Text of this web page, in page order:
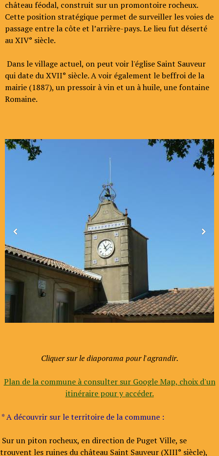
château féodal, construit sur un promontoire rocheux.
Cette position stratégique permet de surveiller les voies de
passage entre la côte et l’arrière-pays. Le lieu fut déserté
au XIV° siècle.
Dans le village actuel, on peut voir l'église Saint Sauveur
qui date du XVII° siècle. A voir également le beffroi de la
mairie (1887), un pressoir à vin et un à huile, une fontaine
Romaine.
Cliquer sur le diaporama pour l'agrandir.
Plan de la commune à consulter sur Google Map, choix d'un
itinéraire pour y accéder.
* A découvrir sur le territoire de la commune :
Sur un piton rocheux, en direction de Puget Ville, se
trouvent les ruines du château Saint Sauveur (XIII° siècle),